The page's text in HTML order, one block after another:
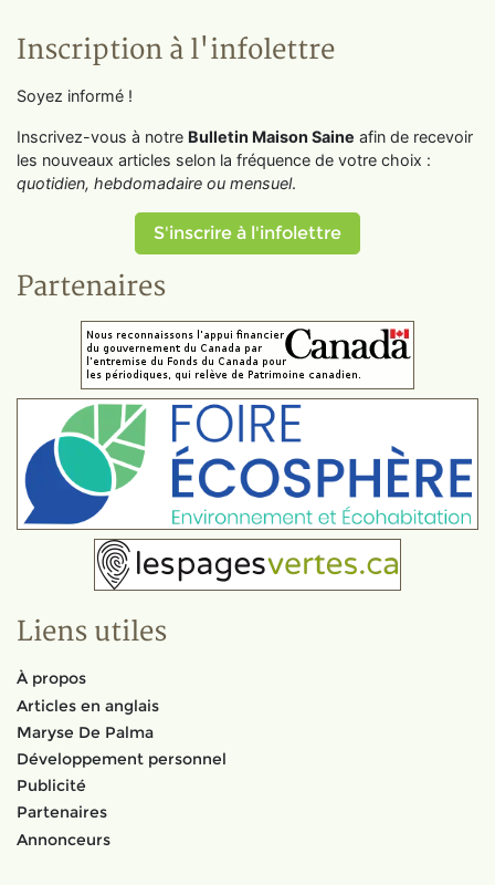
Inscription à l'infolettre
Soyez informé !
Inscrivez-vous à notre Bulletin Maison Saine afin de recevoir
les nouveaux articles selon la fréquence de votre choix :
quotidien, hebdomadaire ou mensuel.
S'inscrire à l'infolettre
Partenaires
Liens utiles
À propos
Articles en anglais
Maryse De Palma
Développement personnel
Publicité
Partenaires
Annonceurs